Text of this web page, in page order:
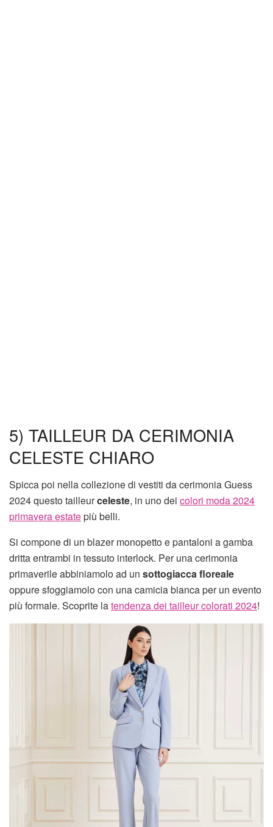
5) TAILLEUR DA CERIMONIA
CELESTE CHIARO
Spicca poi nella collezione di vestiti da cerimonia Guess
2024 questo tailleurceleste, in uno dei colori moda 2024
primavera estatepiù belli.
Si compone di un blazer monopetto e pantaloni a gamba
dritta entrambi in tessuto interlock. Per una cerimonia
primaverile abbiniamolo ad un sottogiacca floreale
oppure sfoggiamolo con una camicia bianca per un evento
più formale. Scoprite latendenza dei tailleur colorati 2024!